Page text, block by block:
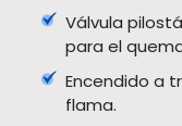
Válvula
para el
Encendido a
flama.